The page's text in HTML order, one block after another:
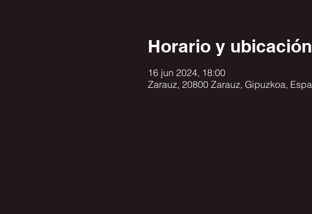
Horario y ubicación
16 jun 2024, 18:00
Zarauz, 20800 Zarauz, Gipuzkoa,